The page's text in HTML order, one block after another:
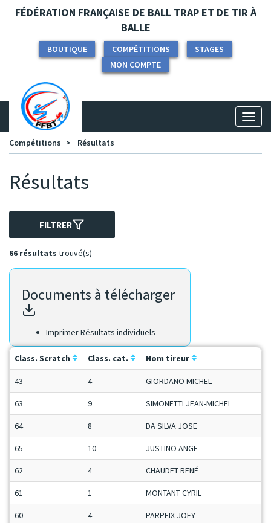
Panneau de gestion des cookies
FÉDÉRATION FRANÇAISE DE BALL TRAP ET DE TIR À
BALLE
BOUTIQUE COMPÉTITIONS
STAGES
MON COMPTE
Compétitions
Résultats
Résultats
FILTRER
66 résultats trouvé(s)
Documents à télécharger
Imprimer Résultats individuels
Class. Scratch Class. cat. Nom tireur
43 4 GIORDANO MICHEL
63 9 SIMONETTI JEAN-MICHEL
64 8 DA SILVA JOSE
65 10 JUSTINO ANGE
62 4 CHAUDET RENÉ
61 1 MONTANT CYRIL
60 4 PARPEIX JOEY